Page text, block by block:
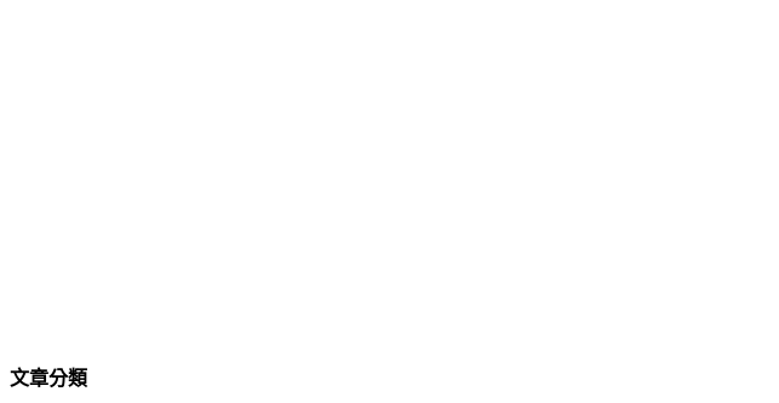
文章分類